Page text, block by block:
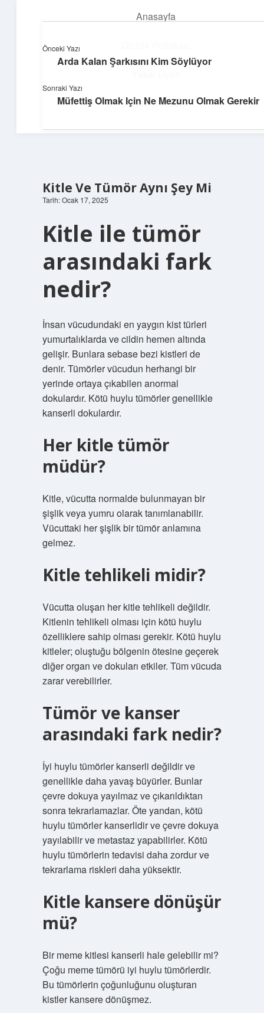
Anasayfa
Hakkımızda
Süper Bilgi Durağı
Kitle Ve Tümör Aynı Şey Mi
Tarih: Ocak 17, 2025
Kitle ile tümör
arasındaki fark
nedir?
İnsan vücudundaki en yaygın kist türleri
yumurtalıklarda ve cildin hemen altında
gelişir. Bunlara sebase bezi kistleri de
denir. Tümörler vücudun herhangi bir
yerinde ortaya çıkabilen anormal
dokulardır. Kötü huylu tümörler genellikle
kanserli dokulardır.
Her kitle tümör
müdür?
Kitle, vücutta normalde bulunmayan bir
şişlik veya yumru olarak tanımlanabilir.
Vücuttaki her şişlik bir tümör anlamına
gelmez.
Kitle tehlikeli midir?
Vücutta oluşan her kitle tehlikeli değildir.
Kitlenin tehlikeli olması için kötü huylu
özelliklere sahip olması gerekir. Kötü huylu
kitleler; oluştuğu bölgenin ötesine geçerek
diğer organ ve dokuları etkiler. Tüm vücuda
zarar verebilirler.
Tümör ve kanser
arasındaki fark nedir?
İyi huylu tümörler kanserli değildir ve
genellikle daha yavaş büyürler. Bunlar
çevre dokuya yayılmaz ve çıkarıldıktan
sonra tekrarlamazlar. Öte yandan, kötü
huylu tümörler kanserlidir ve çevre dokuya
yayılabilir ve metastaz yapabilirler. Kötü
huylu tümörlerin tedavisi daha zordur ve
tekrarlama riskleri daha yüksektir.
Kitle kansere dönüşür
mü?
Bir meme kitlesi kanserli hale gelebilir mi?
Çoğu meme tümörü iyi huylu tümörlerdir.
Bu tümörlerin çoğunluğunu oluşturan
kistler kansere dönüşmez.
Önceki Yazı
Arda Kalan Şarkısını Kim Söylüyor
Sonraki Yazı
Müfettiş Olmak Için Ne Mezunu Olmak Gerekir